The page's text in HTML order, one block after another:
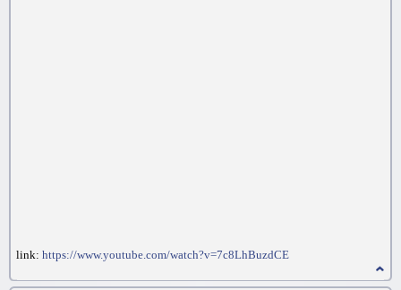
link: https://www.youtube.com/watch?v=7c8LhBuzdCE